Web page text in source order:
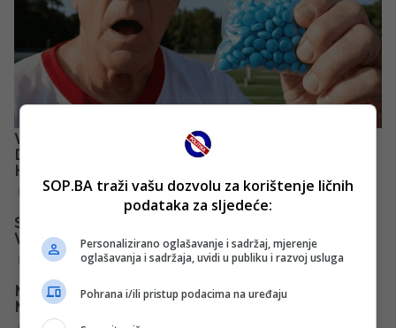
SOP.BA traži vašu dozvolu za korištenje ličnih
podataka za sljedeće:
Personalizirano oglašavanje i sadržaj, mjerenje
oglašavanja i sadržaja, uvidi u publiku i razvoj usluga
Pohrana i/ili pristup podacima na uređaju